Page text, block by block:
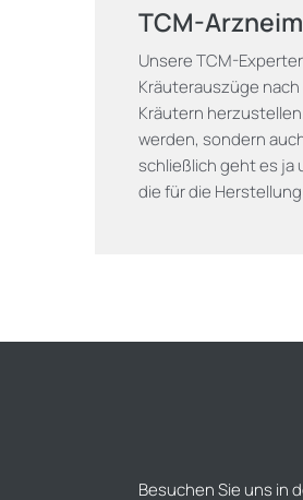
TCM-
Unsere TCM-
Kräuterauszüge
Kräutern
werden, sondern
schließlich geht es ja
die für die
Besuchen Sie uns in